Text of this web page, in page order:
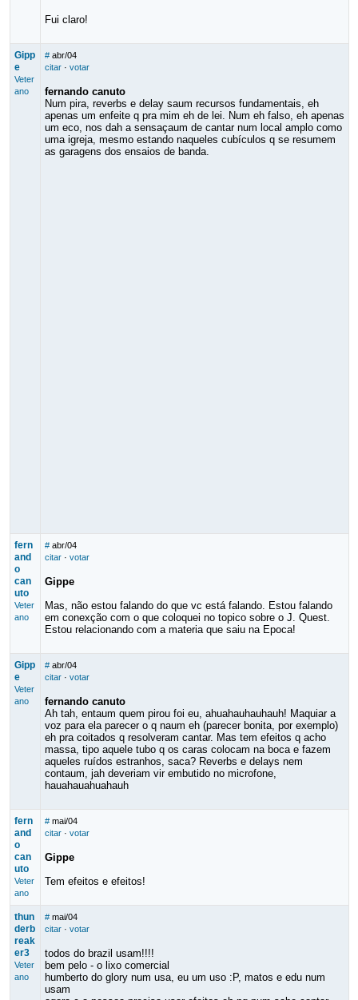
Fui claro!
Gipp
e
Veter
ano
# abr/04
citar· votar
fernando canuto
Num pira, reverbs e delay saum recursos fundamentais, eh
apenas um enfeite q pra mim eh de lei. Num eh falso, eh apenas
um eco, nos dah a sensaçaum de cantar num local amplo como
uma igreja, mesmo estando naqueles cubículos q se resumem
as garagens dos ensaios de banda.
fern
and
o
can
uto
Veter
ano
# abr/04
citar· votar
Gippe
Mas, não estou falando do que vc está falando. Estou falando
em conexção com o que coloquei no topico sobre o J. Quest.
Estou relacionando com a materia que saiu na Epoca!
Gipp
e
Veter
ano
# abr/04
citar· votar
fernando canuto
Ah tah, entaum quem pirou foi eu, ahuahauhauhauh! Maquiar a
voz para ela parecer o q naum eh (parecer bonita, por exemplo)
eh pra coitados q resolveram cantar. Mas tem efeitos q acho
massa, tipo aquele tubo q os caras colocam na boca e fazem
aqueles ruídos estranhos, saca? Reverbs e delays nem
contaum, jah deveriam vir embutido no microfone,
hauahauahuahauh
fern
and
o
can
uto
Veter
ano
# mai/04
citar· votar
Gippe
Tem efeitos e efeitos!
thun
derb
reak
er3
Veter
ano
# mai/04
citar· votar
todos do brazil usam!!!!
bem pelo - o lixo comercial
humberto do glory num usa, eu um uso :P, matos e edu num
usam